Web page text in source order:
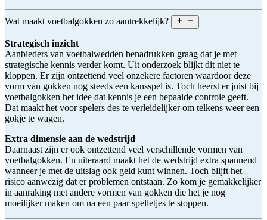
Wat maakt voetbalgokken zo aantrekkelijk?
Strategisch inzicht
Aanbieders van voetbalwedden benadrukken graag dat je met
strategische kennis verder komt. Uit onderzoek blijkt dit niet te
kloppen. Er zijn ontzettend veel onzekere factoren waardoor deze
vorm van gokken nog steeds een kansspel is. Toch heerst er juist bij
voetbalgokken het idee dat kennis je een bepaalde controle geeft.
Dat maakt het voor spelers des te verleidelijker om telkens weer een
gokje te wagen.
Extra dimensie aan de wedstrijd
Daarnaast zijn er ook ontzettend veel verschillende vormen van
voetbalgokken. En uiteraard maakt het de wedstrijd extra spannend
wanneer je met de uitslag ook geld kunt winnen. Toch blijft het
risico aanwezig dat er problemen ontstaan. Zo kom je gemakkelijker
in aanraking met andere vormen van gokken die het je nog
moeilijker maken om na een paar spelletjes te stoppen.